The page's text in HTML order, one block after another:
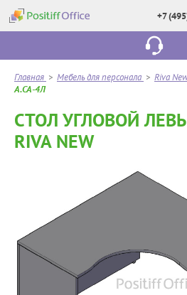
+7
Главная > Мебель для персонала > Riva
А.СА-4Л
СТОЛ УГЛОВОЙ
RIVA NEW